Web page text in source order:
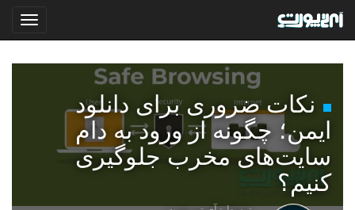
نکات ضروری برای دانلود
ایمن؛ چگونه از ورود به دام
سایت‌های مخرب جلوگیری
کنیم؟